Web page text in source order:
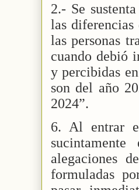
2.- Se
las diferencias
las personas
cuando debió
y percibidas
son del año
2024”.
6. Al entrar
alegaciones
formuladas